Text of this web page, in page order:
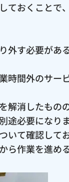
ておくことで
外す必要があ
時間外のサー
解消したもの
必要になりま
いて確認して
作業を進め